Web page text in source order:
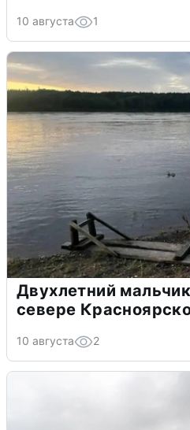
10 августа 1
Двухлетний
севере
10 августа 2